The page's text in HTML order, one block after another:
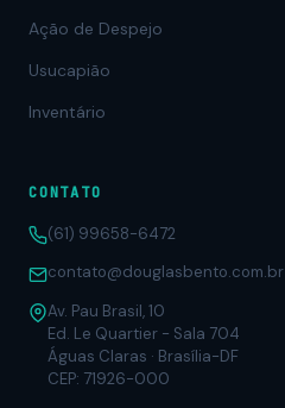
Ação de Despejo
Usucapião
Inventário
CONTATO
(61) 99658-6472
contato@douglasbento.com.br
Av. Pau Brasil, 10
Ed. Le Quartier - Sala 704
Águas Claras · Brasília-DF
CEP: 71926-000